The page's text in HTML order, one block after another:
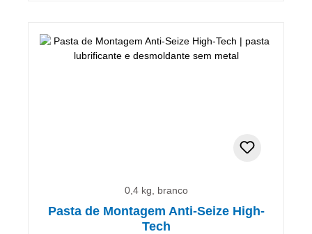
0,4 kg, branco
Pasta de Montagem Anti-Seize High-
Tech